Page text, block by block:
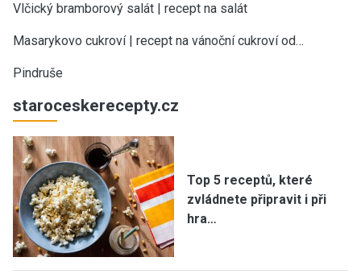
Vlčický bramborový salát | recept na salát
Masarykovo cukroví | recept na vánoční cukroví od…
Pindruše
staroceskerecepty.cz
Top 5 receptů, které
zvládnete připravit i při
hra…